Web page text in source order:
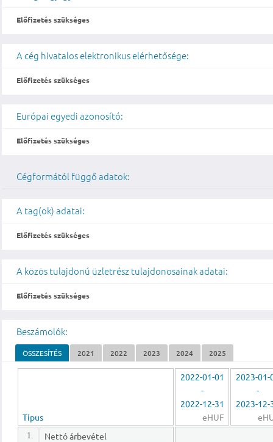
Előfizetés szükséges
A cég hivatalos elektronikus elérhetősége:
Előfizetés szükséges
Európai egyedi azonosító:
Előfizetés szükséges
Cégformától függő adatok:
A tag(ok) adatai:
Előfizetés szükséges
A közös tulajdonú üzletrész tulajdonosainak adatai:
Előfizetés szükséges
Beszámolók:
ÖSSZESÍTÉS 2021 2022 2023 2024 2025
Típus
2022-01-01
-
2022-12-31
eHUF
2023-01-
-
2023-12-
1. Nettó árbevétel